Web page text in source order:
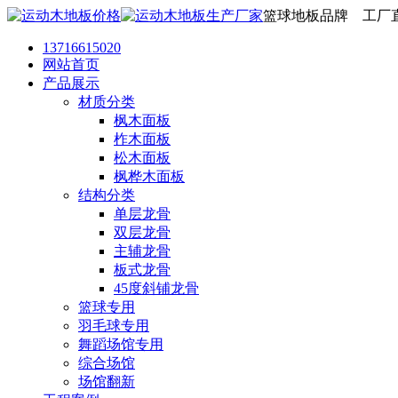
篮球地板品牌 工厂
13716615020
网站首页
产品展示
材质分类
枫木面板
柞木面板
松木面板
枫桦木面板
结构分类
单层龙骨
双层龙骨
主辅龙骨
板式龙骨
45度斜铺龙骨
篮球专用
羽毛球专用
舞蹈场馆专用
综合场馆
场馆翻新